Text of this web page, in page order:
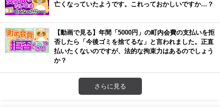
亡くなっていたようです。これっておかしいですか…？
【動画で見る】年間「5000円」の町内会費の支払いを拒
否したら「今後ゴミを捨てるな」と言われました。正直
払いたくないのですが、法的な拘束力はあるのでしょう
か？
さらに見る